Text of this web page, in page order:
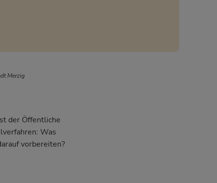
Merzig
der Öffentliche
Was
vorbereiten?